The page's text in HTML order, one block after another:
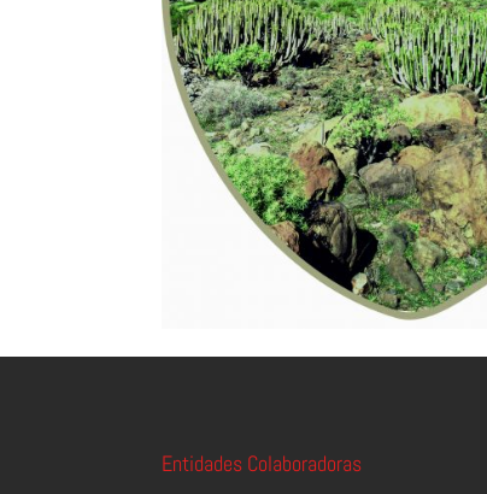
Entidades Colaboradoras